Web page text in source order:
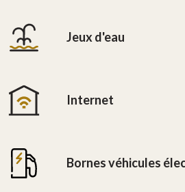
Jeux d'eau
Internet
Bornes véhicules